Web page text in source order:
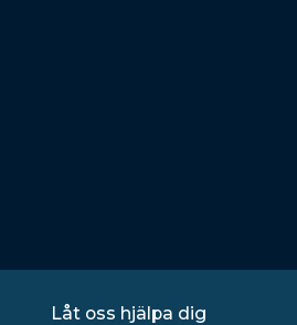
Låt oss hjälpa dig